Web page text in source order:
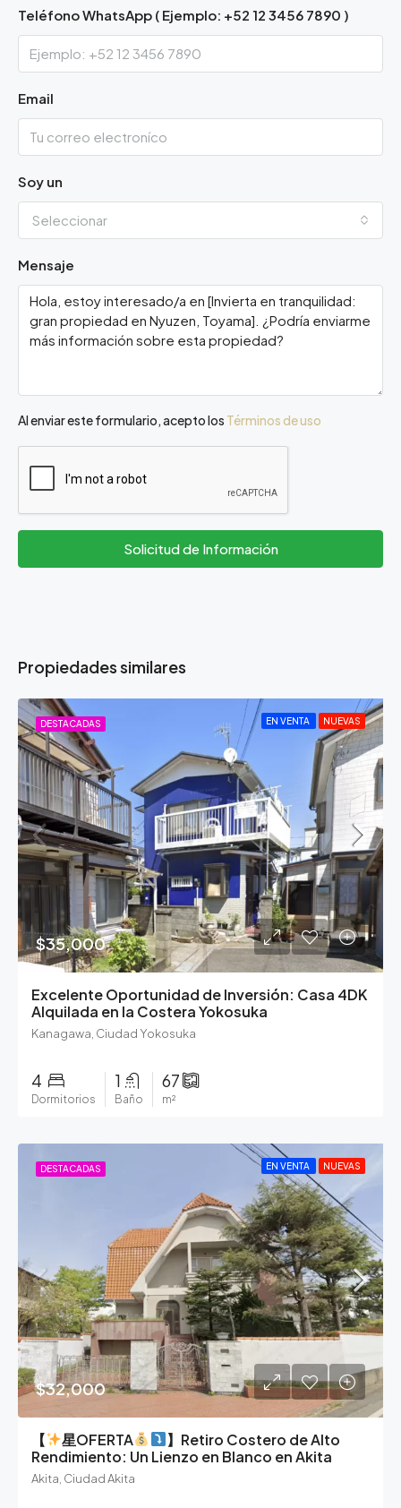
Teléfono WhatsApp ( Ejemplo: +52 12 3456 7890 )
Email
Soy un
Seleccionar
Mensaje
Al enviar este formulario, acepto los Términos de uso
Solicitud de Información
Propiedades similares
DESTACADAS EN VENTA NUEVAS
$35,000
Excelente Oportunidad de Inversión: Casa 4DK
Alquilada en la Costera Yokosuka
Kanagawa, Ciudad Yokosuka
4
Dormitorios
1
Baño
67
m²
DESTACADAS EN VENTA NUEVAS
$32,000
【 星OFERTA
】Retiro Costero de Alto
Rendimiento: Un Lienzo en Blanco en Akita
Akita, Ciudad Akita